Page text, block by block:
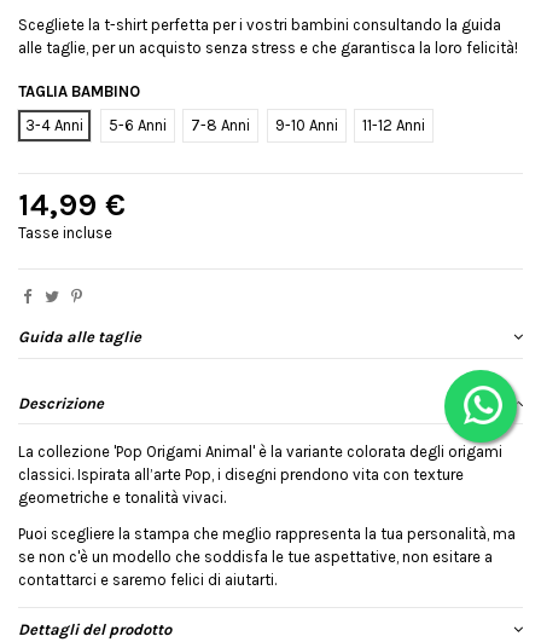
Scegliete la t-shirt perfetta per i vostri bambini consultando la guida
alle taglie, per un acquisto senza stress e che garantisca la loro felicità!
TAGLIA BAMBINO
3-4 Anni
5-6 Anni 7-8 Anni 9-10 Anni 11-12 Anni
14,99 €
Tasse incluse
Guida alle taglie
Descrizione
La collezione 'Pop Origami Animal' è la variante colorata degli origami
classici. Ispirata all’arte Pop, i disegni prendono vita con texture
geometriche e tonalità vivaci.
Puoi scegliere la stampa che meglio rappresenta la tua personalità, ma
se non c'è un modello che soddisfa le tue aspettative, non esitare a
contattarci e saremo felici di aiutarti.
Dettagli del prodotto